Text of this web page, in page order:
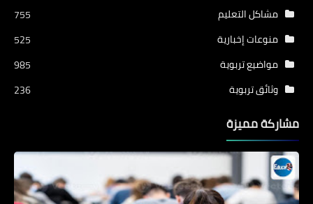
مشاكل التعليم
755
منوعات إخبارية
525
مواضيع تربوية
985
وثائق تربوية
236
مشاركة مميزة